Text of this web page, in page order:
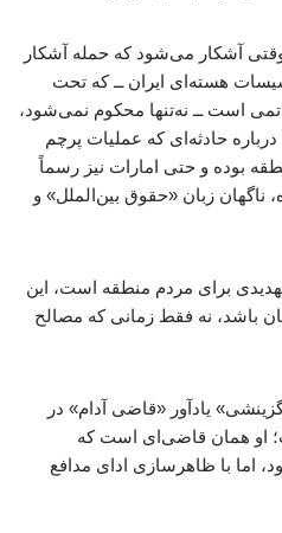
آشکار می‌شود که حمله آشکار
هسته‌ای ایران ــ که تحت
است ــ نه‌تنها محکوم نمی‌شود،
حادثه‌ای که عملیات پرچم
بوده و حتی امارات نیز رسماً
ناگهان زبان «حقوق بین‌الملل» و
برای مردم منطقه است، این
باشد، نه فقط زمانی که مصالح
یادآور «قاضی آدام» در
او همان قاضی‌ای است که
اما با ظاهرسازی ادای مدافع